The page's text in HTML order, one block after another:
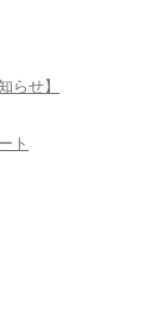
らせ】
ト